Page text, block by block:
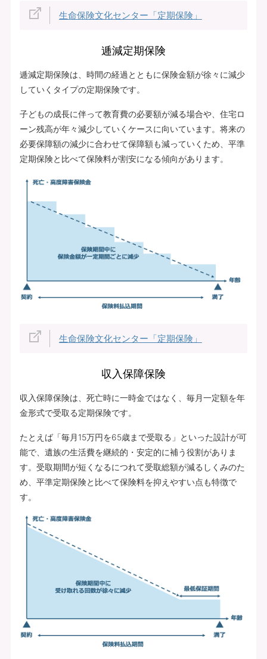
生命保険文化センター「定期保険」
逓減定期保険
逓減定期保険は、時間の経過とともに保険金額が徐々に減少
していくタイプの定期保険です。
子どもの成長に伴って教育費の必要額が減る場合や、住宅ロ
ーン残高が年々減少していくケースに向いています。将来の
必要保障額の減少に合わせて保障額も減っていくため、平準
定期保険と比べて保険料が割安になる傾向があります。
生命保険文化センター「定期保険」
収入保障保険
収入保障保険は、死亡時に一時金ではなく、毎月一定額を年
金形式で受取る定期保険です。
たとえば「毎月15万円を65歳まで受取る」といった設計が可
能で、遺族の生活費を継続的・安定的に補う役割がありま
す。受取期間が短くなるにつれて受取総額が減るしくみのた
め、平準定期保険と比べて保険料を抑えやすい点も特徴で
す。